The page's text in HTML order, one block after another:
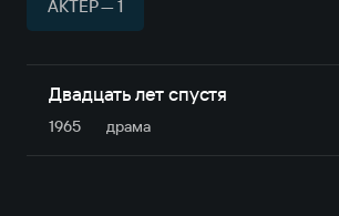
АКТЁР — 1
Двадцать лет спустя
1965 драма